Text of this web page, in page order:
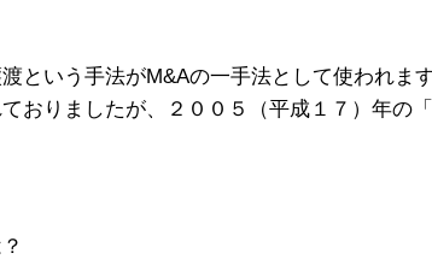
という手法がM&Aの一手法として使われます
おりましたが、２００５（平成１７）年の